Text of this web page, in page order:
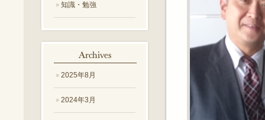
知識・勉強
2025年8月
2024年3月